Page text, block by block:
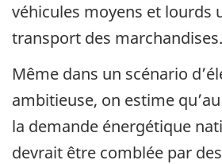
véhicules moyens et lourds
transport des marchandises.
Même dans un scénario
ambitieuse, on estime
la demande énergétique
devrait être comblée par